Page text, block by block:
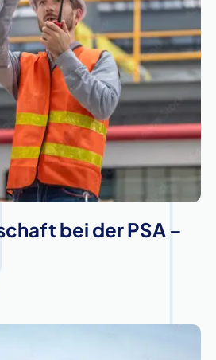
bei der PSA –